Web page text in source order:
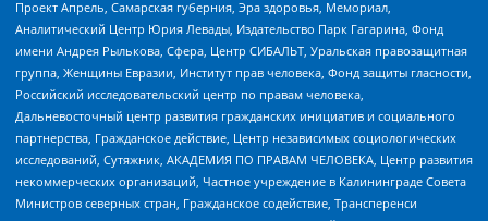
Проект Апрель, Самарская губерния, Эра здоровья, Мемориал,
Аналитический Центр Юрия Левады, Издательство Парк Гагарина, Фонд
имени Андрея Рылькова, Сфера, Центр СИБАЛЬТ, Уральская правозащитная
группа, Женщины Евразии, Институт прав человека, Фонд защиты гласности,
Российский исследовательский центр по правам человека,
Дальневосточный центр развития гражданских инициатив и социального
партнерства, Гражданское действие, Центр независимых социологических
исследований, Сутяжник, АКАДЕМИЯ ПО ПРАВАМ ЧЕЛОВЕКА, Центр развития
некоммерческих организаций, Частное учреждение в Калининграде Совета
Министров северных стран, Гражданское содействие, Трансперенси